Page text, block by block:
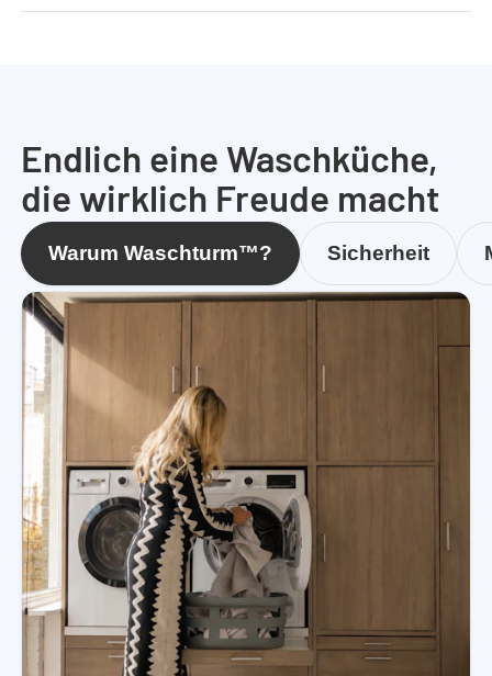
Endlich eine Waschküche,
die wirklich Freude macht
Warum Waschturm™? Sicherheit